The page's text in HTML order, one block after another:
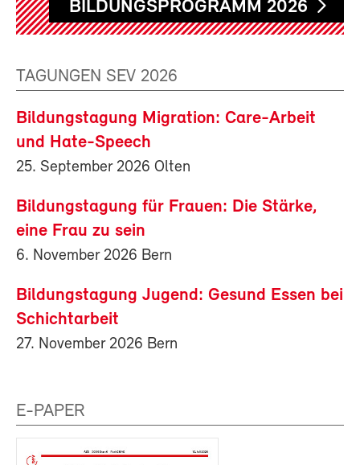
BILDUNGSPROGRAMM 2026
TAGUNGEN SEV 2026
Bildungstagung Migration: Care-Arbeit
und Hate-Speech
25. September 2026 Olten
Bildungstagung für Frauen: Die Stärke,
eine Frau zu sein
6. November 2026 Bern
Bildungstagung Jugend: Gesund Essen bei
Schichtarbeit
27. November 2026 Bern
E-PAPER